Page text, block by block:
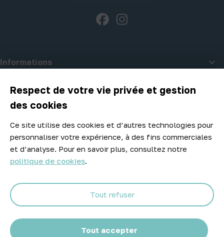
Respect de votre vie privée et gestion
des cookies
Ce site utilise des cookies et d’autres technologies pour
personnaliser votre expérience, à des fins commerciales
et d’analyse. Pour en savoir plus, consultez notre
politique de cookies.
Tout accepter
Tout refuser
Facebook
Informations 
A propos d'Atelier Piscine
Newsletter
Ne manquez aucune opportunité ! Restez informé de nos meilleurs
prix et nouveaux arrivages.
Abonnez-vous